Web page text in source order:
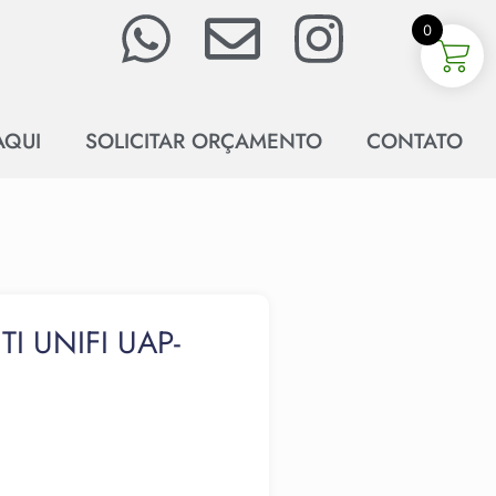
SOLICITAR ORÇAMENTO CONTATO
UNIFI UAP-
0